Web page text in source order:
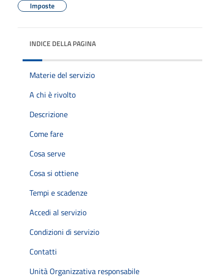
Imposte
INDICE DELLA PAGINA
Materie del servizio
A chi è rivolto
Descrizione
Come fare
Cosa serve
Cosa si ottiene
Tempi e scadenze
Accedi al servizio
Condizioni di servizio
Contatti
Unità Organizzativa responsabile